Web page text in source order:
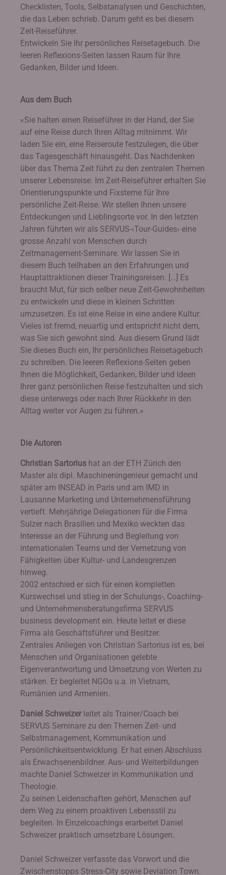
Checklisten, Tools, Selbstanalysen und Geschichten,
die das Leben schrieb. Darum geht es bei diesem
Zeit-Reiseführer.
Entwickeln Sie Ihr persönliches Reisetagebuch. Die
leeren Reflexions-Seiten lassen Raum für Ihre
Gedanken, Bilder und Ideen.
Aus dem Buch
«Sie halten einen Reiseführer in der Hand, der Sie
auf eine Reise durch Ihren Alltag mitnimmt. Wir
laden Sie ein, eine Reiseroute festzulegen, die über
das Tagesgeschäft hinausgeht. Das Nachdenken
über das Thema Zeit führt zu den zentralen Themen
unserer Lebensreise. Im Zeit-Reiseführer erhalten Sie
Orientierungspunkte und Fixsterne für Ihre
persönliche Zeit-Reise. Wir stellen Ihnen unsere
Entdeckungen und Lieblingsorte vor. In den letzten
Jahren führten wir als SERVUS-‹Tour-Guides› eine
grosse Anzahl von Menschen durch
Zeitmanagement-Seminare. Wir lassen Sie in
diesem Buch teilhaben an den Erfahrungen und
Hauptattraktionen dieser Trainingsreisen. […] Es
braucht Mut, für sich selber neue Zeit-Gewohnheiten
zu entwickeln und diese in kleinen Schritten
umzusetzen. Es ist eine Reise in eine andere Kultur.
Vieles ist fremd, neuartig und entspricht nicht dem,
was Sie sich gewohnt sind. Aus diesem Grund lädt
Sie dieses Buch ein, Ihr persönliches Reisetagebuch
zu schreiben. Die leeren Reflexions-Seiten geben
Ihnen die Möglichkeit, Gedanken, Bilder und Ideen
Ihrer ganz persönlichen Reise festzuhalten und sich
diese unterwegs oder nach Ihrer Rückkehr in den
Alltag weiter vor Augen zu führen.»
Die Autoren
Christian Sartorius hat an der ETH Zürich den
Master als dipl. Maschineningenieur gemacht und
später am INSEAD in Paris und am IMD in
Lausanne Marketing und Unternehmensführung
vertieft. Mehrjährige Delegationen für die Firma
Sulzer nach Brasilien und Mexiko weckten das
Interesse an der Führung und Begleitung von
internationalen Teams und der Vernetzung von
Fähigkeiten über Kultur- und Landesgrenzen
hinweg.
2002 entschied er sich für einen kompletten
Kurswechsel und stieg in der Schulungs-, Coaching-
und Unternehmensberatungsfirma SERVUS
business development ein. Heute leitet er diese
Firma als Geschäftsführer und Besitzer.
Zentrales Anliegen von Christian Sartorius ist es, bei
Menschen und Organisationen gelebte
Eigenverantwortung und Umsetzung von Werten zu
stärken. Er begleitet NGOs u.a. in Vietnam,
Rumänien und Armenien.
Daniel Schweizer leitet als Trainer/Coach bei
SERVUS Seminare zu den Themen Zeit- und
Selbstmanagement, Kommunikation und
Persönlichkeitsentwicklung. Er hat einen Abschluss
als Erwachsenenbildner. Aus- und Weiterbildungen
machte Daniel Schweizer in Kommunikation und
Theologie.
Zu seinen Leidenschaften gehört, Menschen auf
dem Weg zu einem proaktiven Lebensstil zu
begleiten. In Einzelcoachings erarbeitet Daniel
Schweizer praktisch umsetzbare Lösungen.
Daniel Schweizer verfasste das Vorwort und die
Zwischenstopps Stress-City sowie Deviation Town.